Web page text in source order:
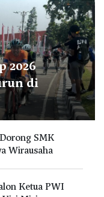
2026
di
SMK
Wirausaha
Ketua PWI